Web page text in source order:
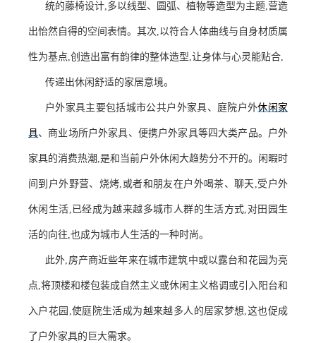
统的藤椅设计,多以线型、圆弧、植物等造型为主题,营造
出怡然自得的空间表情。其次,以符合人体曲线与自身材质属
性为基点,创造出富有韵律的整体造型,让身体与心灵能贴合,
传递出休闲舒适的家居意境。
户外家具主要包括城市公共户外家具、庭院户外休闲家
具、商业场所户外家具、便携户外家具等四大类产品。户外
家具的消费热潮,是和当前户外休闲大趋势分不开的。闲暇时
间到户外野营、烧烤,或者和朋友在户外喝茶、聊天,受户外
休闲生活,已经成为越来越多城市人群的生活方式,对田园生
活的向往,也成为城市人生活的一种时尚。
此外,房产商近些年来在城市建筑中或以露台和花园为亮
点,将顶楼和楼包装成自然主义或休闲主义格调或引入阳台和
入户花园,使庭院生活成为越来越多人的居家梦想,这也促成
了户外家具的巨大需求。